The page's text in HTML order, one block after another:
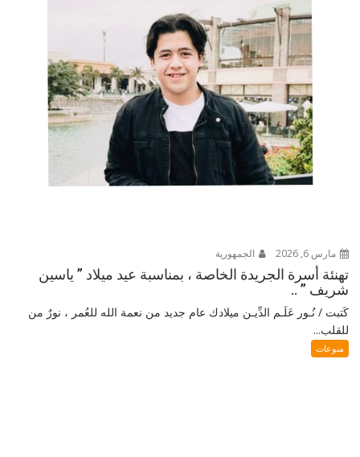
مارس 6, 2026 الجمهورية
تهنئة أسرة الجريدة الخاصة ، بمناسبة عيد ميلاد ” ياسين
شريف ” ..
كَتبت / نُـور عَلَـم الدِّيـن ميلادك عام جديد من نعمة الله للعُمر ، نورٌ من
للقلب...
منوعات